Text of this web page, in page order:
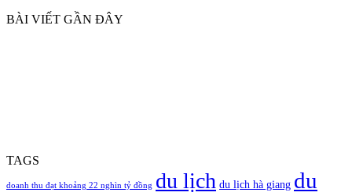
BÀI VIẾT GẦN ĐÂY
TAGS
doanh thu đạt khoảng 22 nghìn tỷ đồng du lịch du lịch hà giang du